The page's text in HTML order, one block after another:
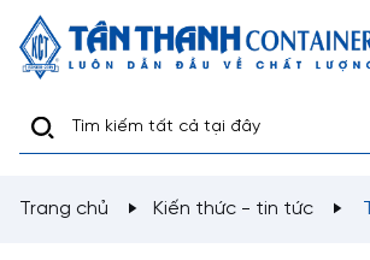
Trang chủ Kiến thức - tin tức